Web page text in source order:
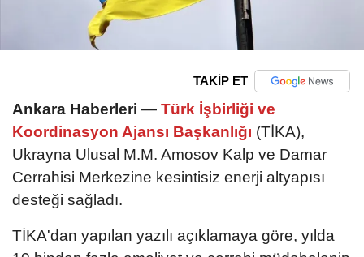
TAKİP ET
Ankara Haberleri — Türk İşbirliği ve
Koordinasyon Ajansı Başkanlığı (TİKA),
Ukrayna Ulusal M.M. Amosov Kalp ve Damar
Cerrahisi Merkezine kesintisiz enerji altyapısı
desteği sağladı.
TİKA'dan yapılan yazılı açıklamaya göre, yılda